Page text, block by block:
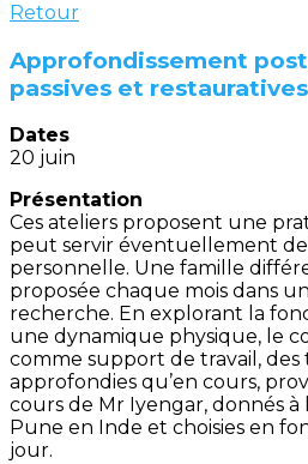
Retour
Approfondissement
passives et restauratives
Dates
20 juin
Présentation
Ces ateliers proposent une
peut servir éventuellement
personnelle. Une famille
proposée chaque mois dans
recherche. En explorant la
une dynamique physique, le
comme support de travail,
approfondies qu’en cours,
cours de Mr Iyengar, donnés
Pune en Inde et choisies en
jour.